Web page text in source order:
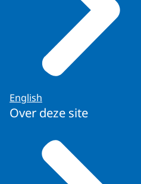
English
Over deze site